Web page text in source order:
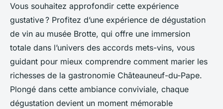
Vous souhaitez approfondir cette expérience
gustative ? Profitez d’une expérience de dégustation
de vin au musée Brotte, qui offre une immersion
totale dans l’univers des accords mets-vins, vous
guidant pour mieux comprendre comment marier les
richesses de la gastronomie Châteauneuf-du-Pape.
Plongé dans cette ambiance conviviale, chaque
dégustation devient un moment mémorable